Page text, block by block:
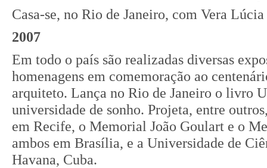
Casa-se, no Rio de Janeiro, com Vera
2007
Em todo o país são realizadas diversas
homenagens em comemoração ao
arquiteto. Lança no Rio de Janeiro o livro
universidade de sonho. Projeta, entre
em Recife, o Memorial João Goulart e o
ambos em Brasília, e a Universidade de
Havana, Cuba.